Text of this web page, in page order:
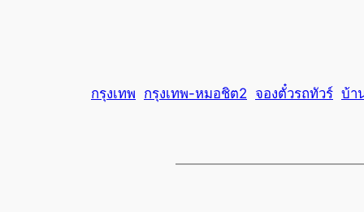
กรุงเทพ กรุงเทพ-หมอชิต2 จองตั๋วรถทัวร์ บ้า